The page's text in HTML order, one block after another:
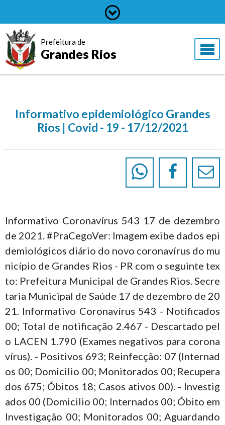
Prefeitura de
Grandes Rios
Informativo epidemiológico Grandes
Rios | Covid - 19 - 17/12/2021
Informativo Coronavírus 543 17 de dezembro
de 2021. #PraCegoVer: Imagem exibe dados epi
demiológicos diário do novo coronavírus do mu
nicípio de Grandes Rios - PR com o seguinte tex
to: Prefeitura Municipal de Grandes Rios. Secre
taria Municipal de Saúde 17 de dezembro de 20
21. Informativo Coronavírus 543 - Notificados
00; Total de notificação 2.467 - Descartado pel
o LACEN 1.790 (Exames negativos para corona
vírus). - Positivos 693; Reinfecção: 07 (Internad
os 00; Domicilio 00; Monitorados 00; Recupera
dos 675; Óbitos 18; Casos ativos 00). - Investig
ados 00 (Domicilio 00; Internados 00; Óbito em
Investigação 00; Monitorados 00; Aguardando